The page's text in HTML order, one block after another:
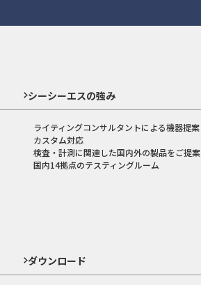
シーシーエスの強み
ライティングコンサルタントによる機器提案
カスタム対応
検査・計測に関連した国内外の製品をご提案
国内14拠点のテスティングルーム
ダウンロード